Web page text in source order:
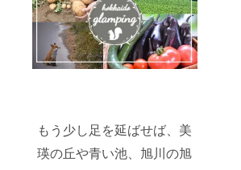
もう少し足を延ばせば、美
瑛の丘や青い池、旭川の旭